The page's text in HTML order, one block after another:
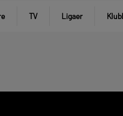
TV Ligaer